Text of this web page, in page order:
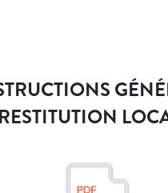
RESTITUTION